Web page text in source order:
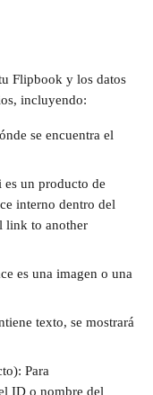
Flipbook y los datos
incluyendo:
se encuentra el
es un producto de
interno dentro del
link to another
es una imagen o una
texto, se mostrará
Para
ID o nombre del